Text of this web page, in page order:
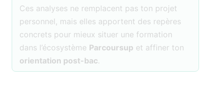
Ces analyses ne remplacent pas ton projet
personnel, mais elles apportent des repères
concrets pour mieux situer une formation
dans l’écosystème Parcoursup et affiner ton
orientation post-bac.